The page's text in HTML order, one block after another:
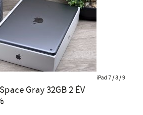
iPad 7 / 8 / 9
Gray 32GB 2 ÉV